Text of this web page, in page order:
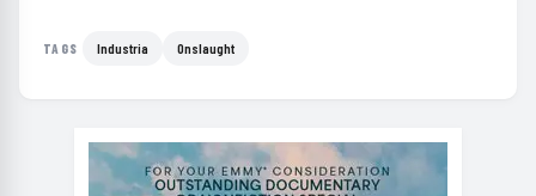
TAGS Industria Onslaught